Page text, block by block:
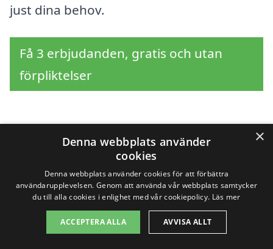
just dina behov.
Få 3 erbjudanden, gratis och utan
förpliktelser
Sök efter en
professionell för
markarbete i andra
städer nära Skärhamn
×
Denna webbplats använder
cookies
Denna webbplats använder cookies för att förbättra
användarupplevelsen. Genom att använda vår webbplats samtycker
du till alla cookies i enlighet med vår cookiepolicy. Läs mer
ACCEPTERA ALLA AVVISA ALLT